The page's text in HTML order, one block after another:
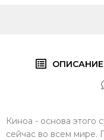
ОПИСАНИЕ
Киноа - основа этого
сейчас во всем мире.